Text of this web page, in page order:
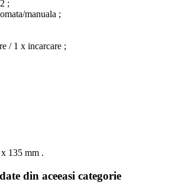
;
manuala ;
/ 1 x incarcare ;
135 mm .
din aceeasi categorie